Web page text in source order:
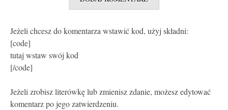
Jeżeli chcesz do komentarza wstawić kod, użyj składni:
[code]
tutaj wstaw swój kod
[/code]
Jeżeli zrobisz literówkę lub zmienisz zdanie, możesz edytować
komentarz po jego zatwierdzeniu.